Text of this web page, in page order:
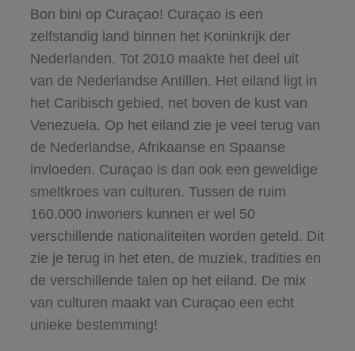
Bon bini op Curaçao! Curaçao is een
zelfstandig land binnen het Koninkrijk der
Nederlanden. Tot 2010 maakte het deel uit
van de Nederlandse Antillen. Het eiland ligt in
het Caribisch gebied, net boven de kust van
Venezuela. Op het eiland zie je veel terug van
de Nederlandse, Afrikaanse en Spaanse
invloeden. Curaçao is dan ook een geweldige
smeltkroes van culturen. Tussen de ruim
160.000 inwoners kunnen er wel 50
verschillende nationaliteiten worden geteld. Dit
zie je terug in het eten, de muziek, tradities en
de verschillende talen op het eiland. De mix
van culturen maakt van Curaçao een echt
unieke bestemming!